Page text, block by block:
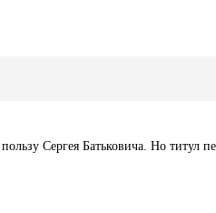
Сергея Батьковича. Но титул